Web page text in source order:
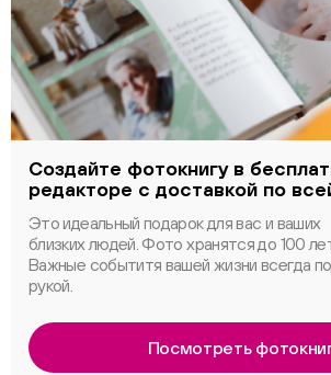
Создайте фотокнигу в
редакторе с доставкой по
Это идеальный подарок для вас и ваших
близких людей. Фото хранятся до 100
Важные событитя вашей жизни всегда
рукой.
Посмотреть